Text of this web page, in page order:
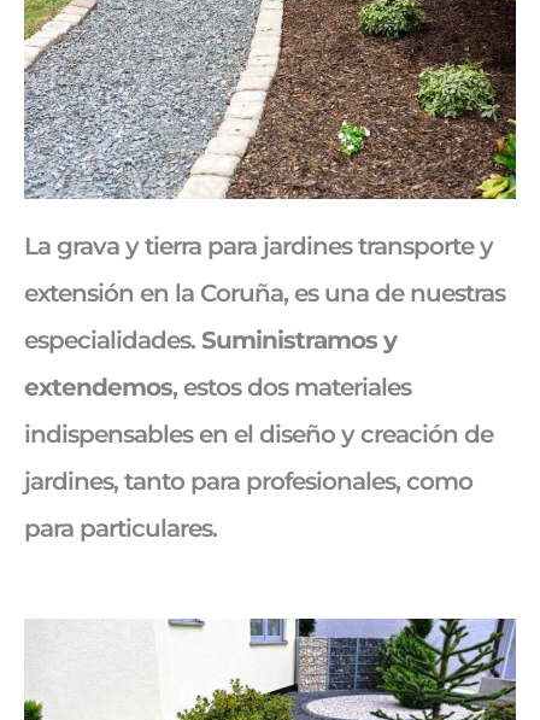
La grava y tierra para jardines transporte y
extensión en la Coruña, es una de nuestras
especialidades. Suministramos y
extendemos, estos dos materiales
indispensables en el diseño y creación de
jardines, tanto para profesionales, como
para particulares.